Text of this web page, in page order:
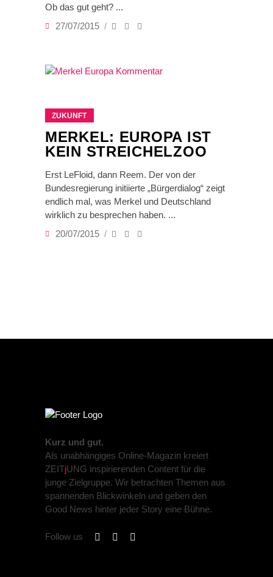
Ob das gut geht?
27/07/2015
ZUKUNFT
MERKEL: EUROPA IST
KEIN STREICHELZOO
Erst LeFloid, dann Reem. Der von der
Bundesregierung initiierte „Bürgerdialog“ zeigt
endlich mal, was Merkel und Deutschland
wirklich zu besprechen haben.
20/07/2015
Kurz und gut.
Als unabhängiges Online-Magazin kreiert
ZEITjUNG inspirierenden Content für die
junge Zielgruppe. Wir betrachten Themen aus
spannenden Blickwinkeln und geben den
Good News hinter jeder Story eine Bühne.
Follow us